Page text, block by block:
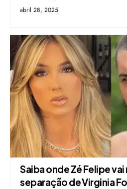
abril 28, 2025
Saiba onde Zé Felipe vai
separação de Virginia